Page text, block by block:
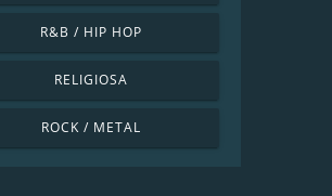
R&B / HIP HOP
RELIGIOSA
ROCK / METAL